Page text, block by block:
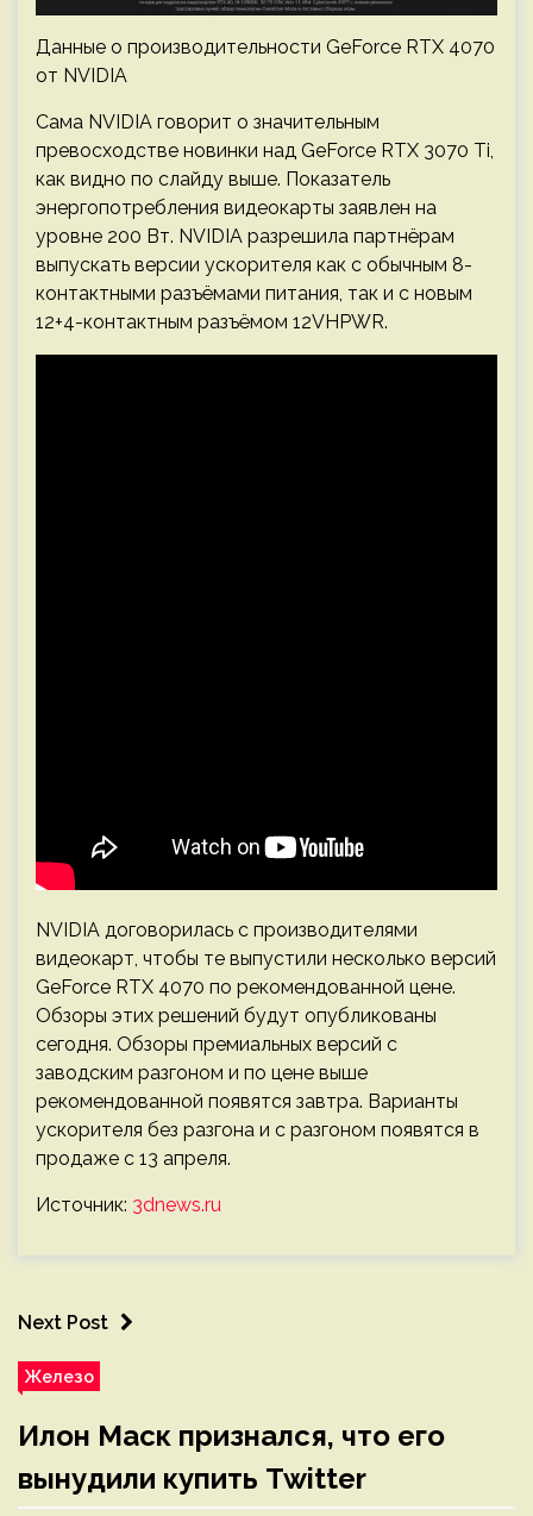
Данные о производительности GeForce RTX 4070
от NVIDIA
Сама NVIDIA говорит о значительным
превосходстве новинки над GeForce RTX 3070 Ti,
как видно по слайду выше. Показатель
энергопотребления видеокарты заявлен на
уровне 200 Вт. NVIDIA разрешила партнёрам
выпускать версии ускорителя как с обычным 8-
контактными разъёмами питания, так и с новым
12+4-контактным разъёмом 12VHPWR.
NVIDIA договорилась с производителями
видеокарт, чтобы те выпустили несколько версий
GeForce RTX 4070 по рекомендованной цене.
Обзоры этих решений будут опубликованы
сегодня. Обзоры премиальных версий с
заводским разгоном и по цене выше
рекомендованной появятся завтра. Варианты
ускорителя без разгона и с разгоном появятся в
продаже с 13 апреля.
Источник: 3dnews.ru
Next Post
Железо
Илон Маск признался, что его
вынудили купить Twitter